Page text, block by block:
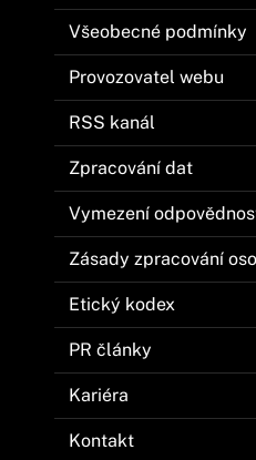
Všeobecné podmínky
Provozovatel webu
RSS kanál
Zpracování dat
Vymezení
Zásady zpracování
Etický kodex
PR články
Kariéra
Kontakt